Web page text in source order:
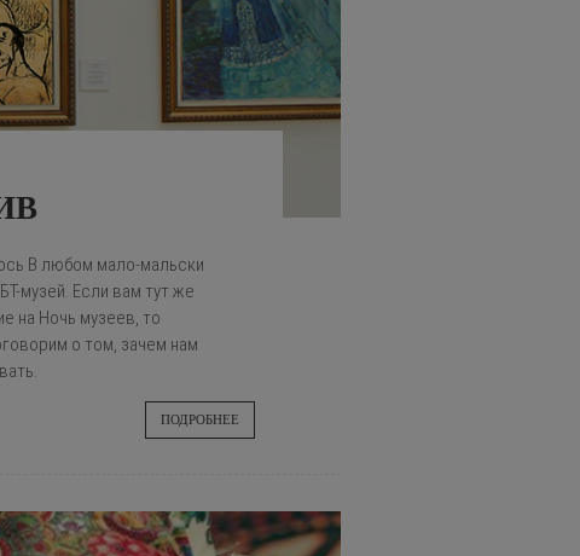
В любом мало-мальски
музей. Если вам тут же
на Ночь музеев, то
о том, зачем нам
ПОДРОБНЕЕ